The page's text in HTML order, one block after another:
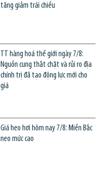
tăng giảm trái chiều
TT hàng hoá thế giới ngày 7/8:
Nguồn cung thắt chặt và rủi ro địa
chính trị đã tạo động lực mới cho
giá
Giá heo hơi hôm nay 7/8: Miền Bắc
neo mức cao